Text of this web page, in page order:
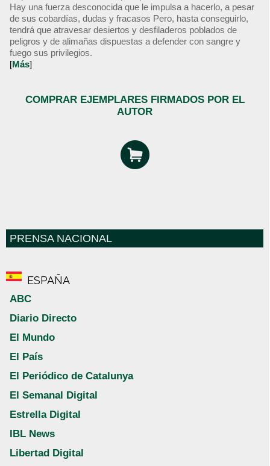
Hay una fuerza desconocida que le impulsa a hacerlo, a pesar
de sus cobardías, dudas y fracasos Pero, hasta conseguirlo,
tendrá que atravesar desiertos y desfiladeros poblados de
peligros y de alimañas dispuestas a defender con sangre y
fuego sus privilegios.
[Más]
COMPRAR EJEMPLARES FIRMADOS POR EL
AUTOR
PRENSA NACIONAL
ESPAÑA
ABC
Diario Directo
El Mundo
El País
El Periódico de Catalunya
El Semanal Digital
Estrella Digital
IBL News
Libertad Digital